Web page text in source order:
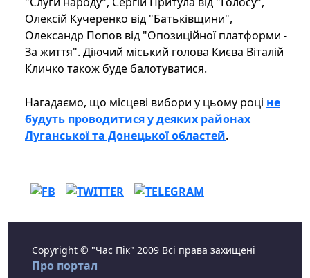
Олексій Кучеренко від "Батьківщини",
Олександр Попов від "Опозиційної платформи -
За життя". Діючий міський голова Києва Віталій
Кличко також буде балотуватися.
Нагадаємо, що місцеві вибори у цьому році не
будуть проводитися у деяких районах
Луганської та Донецької областей.
Copyright © "Час Пік" 2009 Всі права захищені
Про портал